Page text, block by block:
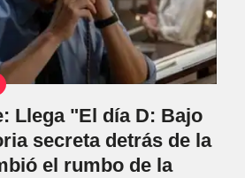
Llega "El día D: Bajo
secreta detrás de la
el rumbo de la